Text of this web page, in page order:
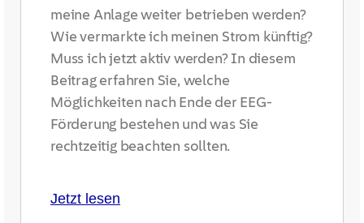
meine Anlage weiter betrieben werden?
Wie vermarkte ich meinen Strom künftig?
Muss ich jetzt aktiv werden? In diesem
Beitrag erfahren Sie, welche
Möglichkeiten nach Ende der EEG-
Förderung bestehen und was Sie
rechtzeitig beachten sollten.
Jetzt lesen